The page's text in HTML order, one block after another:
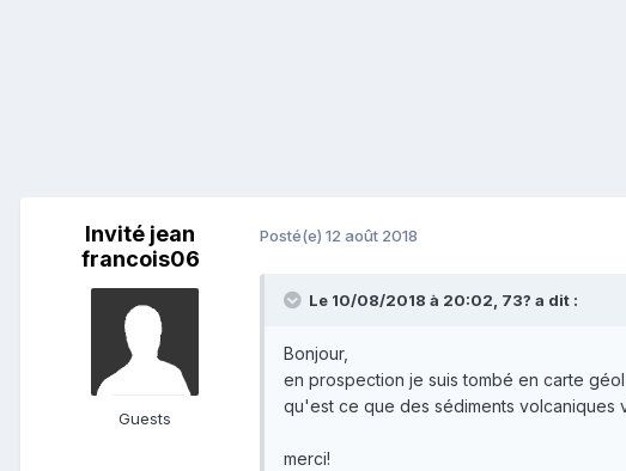
Invité jean
francois06
Guests
Posté(e) 12 août 2018
Le 10/08/2018 à 20:02, 73? a dit :
Bonjour,
en prospection je suis tombé en carte
qu'est ce que des sédiments volcaniques
merci!